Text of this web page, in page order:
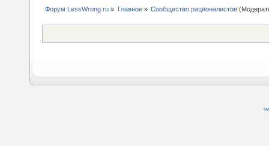
Форум LessWrong.ru » Главное» Сообщество рационалистов